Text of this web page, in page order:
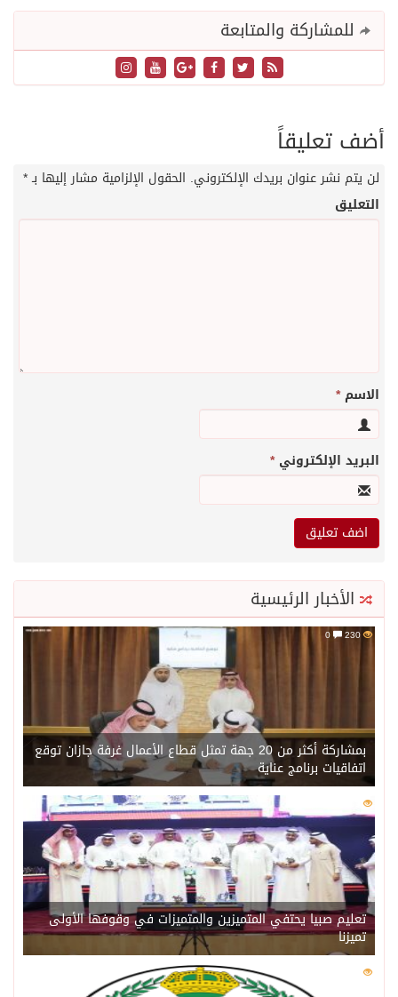
للمشاركة والمتابعة
أضف تعليقاً
لن يتم نشر عنوان بريدك الإلكتروني. الحقول الإلزامية مشار إليها بـ*
التعليق
الاسم*
البريد الإلكتروني*
الأخبار الرئيسية
230
بمشاركة أكثر من 20 جهة تمثل قطاع الأعمال غرفة جازان توقع
اتفاقيات برنامج عناية
209
تعليم صبيا يحتفي المتميزين والمتميزات في وقوفها الأولى
تميزنا
204